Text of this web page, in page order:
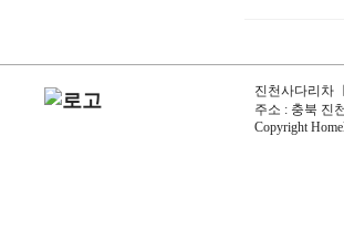
진천사다리차
주소 : 충북 진
Copyright